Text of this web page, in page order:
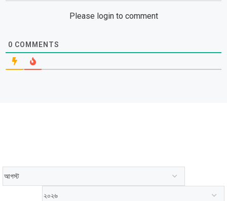
Please login to comment
0 COMMENTS